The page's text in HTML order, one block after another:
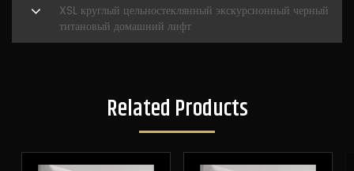
XSL круглый цельностеклянный экскурсионный черный
титановый домашний лифт
Related Products